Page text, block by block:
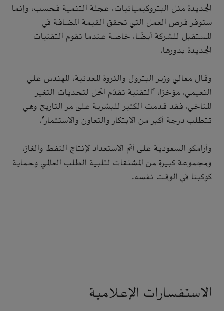
الجديدة مثل البتروكيميائيات، عجلة التنمية فحسب، وإنما
ستوفر فرص العمل التي تحقق القيمة المضافة في
المستقبل للشركة أيضًا، خاصة عندما تقوم التقنيات
الجديدة بدورها.
وقال معالي وزير البترول والثروة المعدنية، المهندس علي
النعيمي، مؤخرًا، "التقنية تقدّم الحل لتحديات التغير
المناخي، فقد قدمت الكثير للبشرية على مر التاريخ وهي
تتطلب درجة أكبر من الابتكار والتعاون والاستثمار".
وأرامكو السعودية على أتم الاستعداد لإنتاج النفط والغاز،
ومجموعة كبيرة من المشتقات لتلبية الطلب العالمي وحماية
كوكبنا في الوقت نفسه.
الاستفسارات الإعلامية